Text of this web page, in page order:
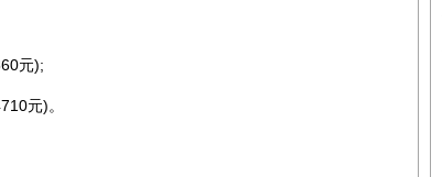
元);
元)。